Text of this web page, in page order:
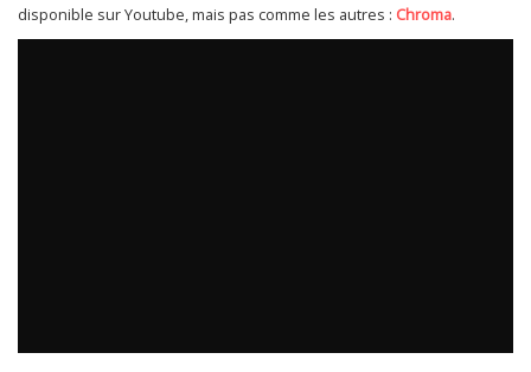
disponible sur Youtube, mais pas comme les autres : Chroma.